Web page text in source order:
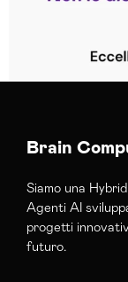
Brain
Siamo una
Agenti AI
progetti
futuro.